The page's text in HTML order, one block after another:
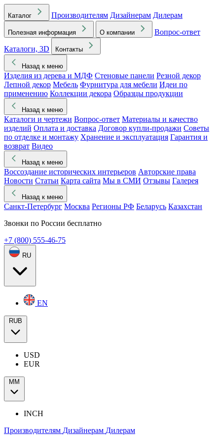
Каталог Производителям Дизайнерам Дилерам
Полезная информация О компании
Вопрос-ответ
Каталоги, 3D
Контакты
Назад к меню
Изделия из дерева и МДФ Стеновые панели Резной декор
Лепной декор Мебель Фурнитура для мебели Идеи по
применению Коллекции декора Образцы продукции
Назад к меню
Каталоги и чертежи Вопрос-ответ Материалы и качество
изделий Оплата и доставка Договор купли-продажи Советы
по отделке и монтажу Хранение и эксплуатация Гарантия и
возврат Видео
Назад к меню
Воссоздание исторических интерьеров Авторские права
Новости Статьи Карта сайта Мы в СМИ Отзывы Галерея
Назад к меню
Санкт-Петербург Москва Регионы РФ Беларусь Казахстан
Звонки по России бесплатно
+7 (800) 555-46-75
RU
EN
RUB
USD
EUR
ММ
INCH
Производителям Дизайнерам Дилерам